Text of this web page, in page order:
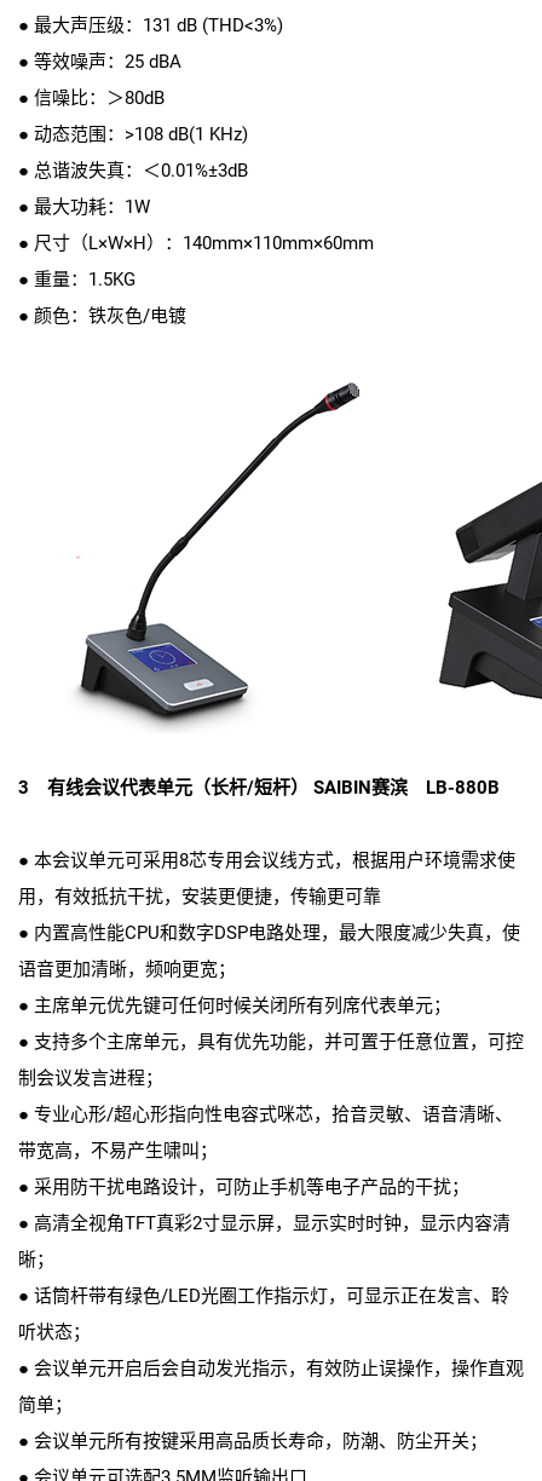
● 最大声压级：131 dB (THD<3%)
● 等效噪声：25 dBA
● 信噪比：＞80dB
● 动态范围：>108 dB(1 KHz)
● 总谐波失真：＜0.01%±3dB
● 最大功耗：1W
● 尺寸（L×W×H）：140mm×110mm×60mm
● 重量：1.5KG
● 颜色：铁灰色/电镀
3 有线会议代表单元（长杆/短杆） SAIBIN赛滨 LB-880B
● 本会议单元可采用8芯专用会议线方式，根据用户环境需求使
用，有效抵抗干扰，安装更便捷，传输更可靠
● 内置高性能CPU和数字DSP电路处理，最大限度减少失真，使
语音更加清晰，频响更宽；
● 主席单元优先键可任何时候关闭所有列席代表单元；
● 支持多个主席单元，具有优先功能，并可置于任意位置，可控
制会议发言进程；
● 专业心形/超心形指向性电容式咪芯，拾音灵敏、语音清晰、
带宽高，不易产生啸叫；
● 采用防干扰电路设计，可防止手机等电子产品的干扰；
● 高清全视角TFT真彩2寸显示屏，显示实时时钟，显示内容清
晰；
● 话筒杆带有绿色/LED光圈工作指示灯，可显示正在发言、聆
听状态；
● 会议单元开启后会自动发光指示，有效防止误操作，操作直观
简单；
● 会议单元所有按键采用高品质长寿命，防潮、防尘开关；